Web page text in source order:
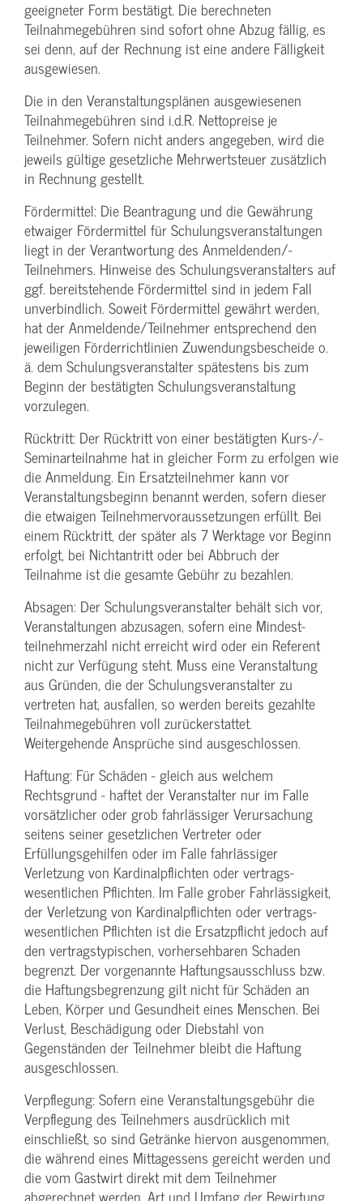
geeigneter Form bestätigt. Die berechneten
Teilnahmegebühren sind sofort ohne Abzug fällig, es
sei denn, auf der Rechnung ist eine andere Fälligkeit
ausgewiesen.
Die in den Veranstaltungsplänen ausgewiesenen
Teilnahmegebühren sind i.d.R. Nettopreise je
Teilnehmer. Sofern nicht anders angegeben, wird die
jeweils gültige gesetzliche Mehrwertsteuer zusätzlich
in Rechnung gestellt.
Fördermittel: Die Beantragung und die Gewährung
etwaiger Fördermittel für Schulungs­veranstaltungen
liegt in der Verantwortung des Anmeldenden/­
Teilnehmers. Hinweise des Schulungs­veranstalters auf
ggf. bereitstehende Fördermittel sind in jedem Fall
unverbindlich. Soweit Fördermittel gewährt werden,
hat der Anmeldende/­Teilnehmer entsprechend den
jeweiligen Förderrichtlinien Zuwendungs­bescheide o.
ä. dem Schulungs­veranstalter spätestens bis zum
Beginn der bestätigten Schulungs­veranstaltung
vorzulegen.
Rücktritt: Der Rücktritt von einer bestätigten Kurs-/­
Seminarteilnahme hat in gleicher Form zu erfolgen wie
die Anmeldung. Ein Ersatzteilnehmer kann vor
Veranstaltungs­beginn benannt werden, sofern dieser
die etwaigen Teilnehmer­voraussetzungen erfüllt. Bei
einem Rücktritt, der später als 7 Werktage vor Beginn
erfolgt, bei Nichtantritt oder bei Abbruch der
Teilnahme ist die gesamte Gebühr zu bezahlen.
Absagen: Der Schulungs­veranstalter behält sich vor,
Veranstaltungen abzusagen, sofern eine Mindest­
teilnehmerzahl nicht erreicht wird oder ein Referent
nicht zur Verfügung steht. Muss eine Veranstaltung
aus Gründen, die der Schulungs­veranstalter zu
vertreten hat, ausfallen, so werden bereits gezahlte
Teilnahme­gebühren voll zurückerstattet.
Weitergehende Ansprüche sind ausgeschlossen.
Haftung: Für Schäden - gleich aus welchem
Rechtsgrund - haftet der Veranstalter nur im Falle
vorsätzlicher oder grob fahrlässiger Verursachung
seitens seiner gesetzlichen Vertreter oder
Erfüllungsgehilfen oder im Falle fahrlässiger
Verletzung von Kardinalpflichten oder vertrags­
wesentlichen Pflichten. Im Falle grober Fahrlässigkeit,
der Verletzung von Kardinalpflichten oder vertrags­
wesentlichen Pflichten ist die Ersatzpflicht jedoch auf
den vertragstypischen, vorhersehbaren Schaden
begrenzt. Der vorgenannte Haftungs­ausschluss bzw.
die Haftungs­begrenzung gilt nicht für Schäden an
Leben, Körper und Gesundheit eines Menschen. Bei
Verlust, Beschädigung oder Diebstahl von
Gegenständen der Teilnehmer bleibt die Haftung
ausgeschlossen.
Verpflegung: Sofern eine Veranstaltungs­gebühr die
Verpflegung des Teilnehmers ausdrücklich mit
einschließt, so sind Getränke hiervon ausgenommen,
die während eines Mittagessens gereicht werden und
die vom Gastwirt direkt mit dem Teilnehmer